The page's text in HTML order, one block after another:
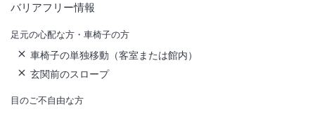
バリアフリー情報
足元の心配な方・車椅子の方
車椅子の単独移動（客室または館内）
玄関前のスロープ
目のご不自由な方